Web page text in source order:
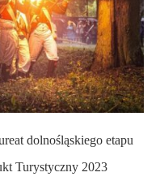
dolnośląskiego etapu
Turystyczny 2023